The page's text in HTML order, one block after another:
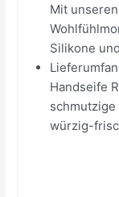
Mit
Silikone
Handseife
würzig-